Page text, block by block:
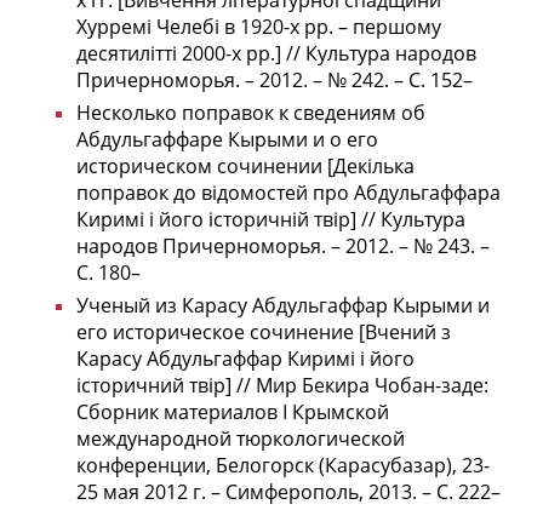
Хурремі Челебі в 1920-х рр. – першому
десятилітті 2000-х рр.] // Культура народов
Причерноморья. – 2012. – № 242. – С. 152–
Несколько поправок к сведениям об
Абдульгаффаре Кырыми и о его
историческом сочинении [Декілька
поправок до відомостей про Абдульгаффара
Киримі і його історичній твір] // Культура
народов Причерноморья. – 2012. – № 243. –
С. 180–
Ученый из Карасу Абдульгаффар Кырыми и
его историческое сочинение [Вчений з
Карасу Абдульгаффар Киримі і його
історичний твір] // Мир Бекира Чобан-заде:
Сборник материалов I Крымской
международной тюркологической
конференции, Белогорск (Карасубазар), 23-
25 мая 2012 г. – Симферополь, 2013. – С. 222–